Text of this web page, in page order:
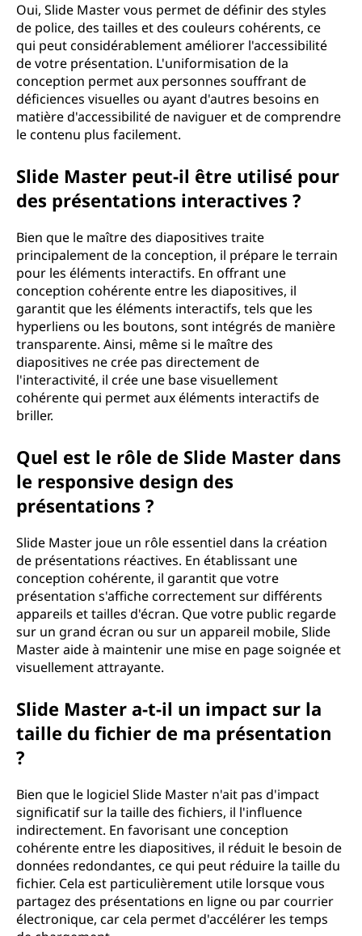
Oui, Slide Master vous permet de définir des styles
de police, des tailles et des couleurs cohérents, ce
qui peut considérablement améliorer l'accessibilité
de votre présentation. L'uniformisation de la
conception permet aux personnes souffrant de
déficiences visuelles ou ayant d'autres besoins en
matière d'accessibilité de naviguer et de comprendre
le contenu plus facilement.
Slide Master peut-il être utilisé pour
des présentations interactives ?
Bien que le maître des diapositives traite
principalement de la conception, il prépare le terrain
pour les éléments interactifs. En offrant une
conception cohérente entre les diapositives, il
garantit que les éléments interactifs, tels que les
hyperliens ou les boutons, sont intégrés de manière
transparente. Ainsi, même si le maître des
diapositives ne crée pas directement de
l'interactivité, il crée une base visuellement
cohérente qui permet aux éléments interactifs de
briller.
Quel est le rôle de Slide Master dans
le responsive design des
présentations ?
Slide Master joue un rôle essentiel dans la création
de présentations réactives. En établissant une
conception cohérente, il garantit que votre
présentation s'affiche correctement sur différents
appareils et tailles d'écran. Que votre public regarde
sur un grand écran ou sur un appareil mobile, Slide
Master aide à maintenir une mise en page soignée et
visuellement attrayante.
Slide Master a-t-il un impact sur la
taille du fichier de ma présentation
?
Bien que le logiciel Slide Master n'ait pas d'impact
significatif sur la taille des fichiers, il l'influence
indirectement. En favorisant une conception
cohérente entre les diapositives, il réduit le besoin de
données redondantes, ce qui peut réduire la taille du
fichier. Cela est particulièrement utile lorsque vous
partagez des présentations en ligne ou par courrier
électronique, car cela permet d'accélérer les temps